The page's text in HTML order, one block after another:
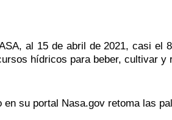
al 15 de abril de 2021, casi el
hídricos para beber, cultivar y
en su portal Nasa.gov retoma las